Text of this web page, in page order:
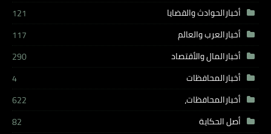
أخبارالحوادث والقضايا
121
أخبارالعرب والعالم
117
أخبارالمال والأقتصاد
290
أخبارالمحافظات
4
أخبارالمحافظات،
622
أصل الحكاية
82